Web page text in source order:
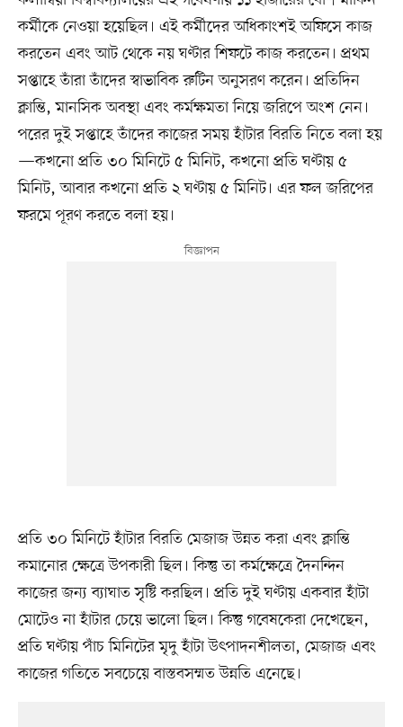
কর্মীকে নেওয়া হয়েছিল। এই কর্মীদের অধিকাংশই অফিসে কাজ
করতেন এবং আট থেকে নয় ঘণ্টার শিফটে কাজ করতেন। প্রথম
সপ্তাহে তাঁরা তাঁদের স্বাভাবিক রুটিন অনুসরণ করেন। প্রতিদিন
ক্লান্তি, মানসিক অবস্থা এবং কর্মক্ষমতা নিয়ে জরিপে অংশ নেন।
পরের দুই সপ্তাহে তাঁদের কাজের সময় হাঁটার বিরতি নিতে বলা হয়
—কখনো প্রতি ৩০ মিনিটে ৫ মিনিট, কখনো প্রতি ঘণ্টায় ৫
মিনিট, আবার কখনো প্রতি ২ ঘণ্টায় ৫ মিনিট। এর ফল জরিপের
ফরমে পূরণ করতে বলা হয়।
প্রতি ৩০ মিনিটে হাঁটার বিরতি মেজাজ উন্নত করা এবং ক্লান্তি
কমানোর ক্ষেত্রে উপকারী ছিল। কিন্তু তা কর্মক্ষেত্রে দৈনন্দিন
কাজের জন্য ব্যাঘাত সৃষ্টি করছিল। প্রতি দুই ঘণ্টায় একবার হাঁটা
মোটেও না হাঁটার চেয়ে ভালো ছিল। কিন্তু গবেষকেরা দেখেছেন,
প্রতি ঘণ্টায় পাঁচ মিনিটের মৃদু হাঁটা উৎপাদনশীলতা, মেজাজ এবং
কাজের গতিতে সবচেয়ে বাস্তবসম্মত উন্নতি এনেছে।